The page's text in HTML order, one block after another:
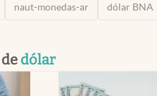
naut-monedas-ar dólar BNA
dólar